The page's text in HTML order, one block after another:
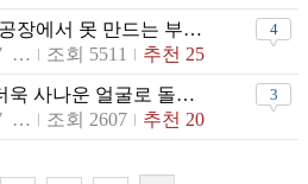
현대차·기아, 기존 공장에서 못 만드는 부품을 3D 프린팅으로 찍어낸다
26.08.07 09:35 조회 5511 추천 25
4
페라리 V12 SUV, 더욱 사나운 얼굴로 돌아온다
26.08.07 09:33 조회 2607 추천 20
3